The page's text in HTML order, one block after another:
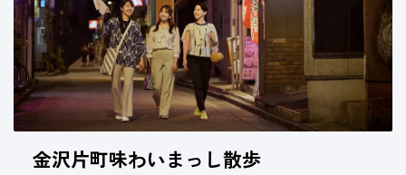
金沢片町味わいまっし散歩